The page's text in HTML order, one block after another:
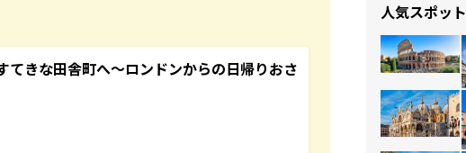
てきな田舎町へ～ロンドンからの日帰りおさ
人気スポット